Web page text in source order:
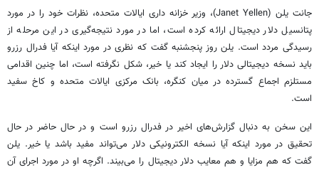
جانت یلن (Janet Yellen)، وزیر خزانه داری ایالات متحده، نظرات خود را در مورد
پتانسیل دلار دیجیتال ارائه کرده است، اما در مورد نتیجه‌گیری در این مرحله از
رسیدگی مردد است. یلن روز پنجشنبه گفت که نظری در مورد اینکه آیا فدرال رزرو
باید نسخه دیجیتالی دلار را ایجاد کند یا خیر، شکل نگرفته است، اما چنین اقدامی
مستلزم اجماع گسترده در میان کنگره، بانک مرکزی ایالات متحده و کاخ سفید
است.
این سخن به دنبال گزارش‌های اخیر در فدرال رزرو است و در حال حاضر در حال
تحقیق در مورد اینکه آیا نسخه الکترونیکی دلار می‌تواند مفید باشد یا خیر. یلن
گفت که هم مزایا و هم معایب دلار دیجیتال را می‌بیند. اگرچه او در مورد اجرای آن